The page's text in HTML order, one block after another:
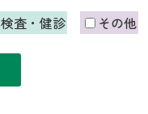
検査・健診 その他